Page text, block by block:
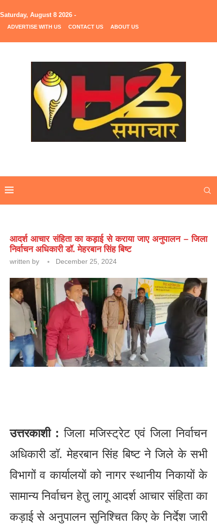
Saturday, August 8 2026 -
ADVERTISE WITH US CONTACT US ABOUT US
आदर्श आचार संहिता का कड़ाई से कराया जाए अनुपालन – जिला
निर्वाचन अधिकारी डॉ. मेहरबान सिंह बिष्ट
written by December 25, 2024
उत्तरकाशी :जिला मजिस्ट्रेट एवं जिला निर्वाचन
अधिकारी डॉ. मेहरबान सिंह बिष्ट ने जिले के सभी
विभागों व कार्यालयों को नागर स्थानीय निकायों के
सामान्य निर्वाचन हेतु लागू आदर्श आचार संहिता का
कड़ाई से अनुपालन सुनिश्चित किए के निर्देश जारी